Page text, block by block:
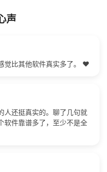
声
觉比其他软件真实多了。 ❤️
人还挺真实的。聊了几句就
软件靠谱多了，至少不是全